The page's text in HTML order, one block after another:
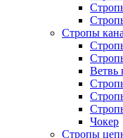
Стропы
Ветвь
Чокер
Стропы